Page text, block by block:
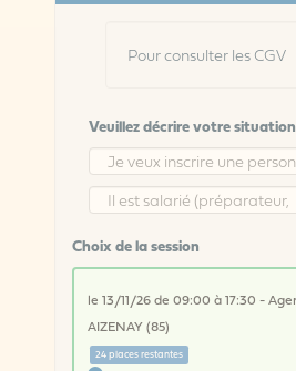
Pour consulter les CGV
Veuillez décrire votre situation
Choix de la session
le 13/11/26 de 09:00 à 17:30 - Agence Aizenay -
AIZENAY (85)
24 places restantes